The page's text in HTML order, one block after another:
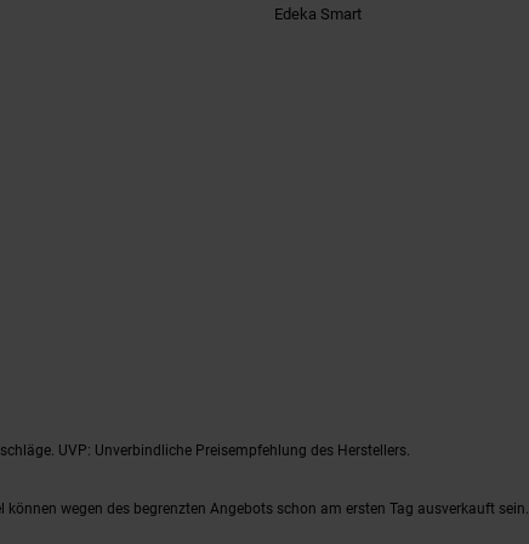
Edeka Smart
UVP: Unverbindliche Preisempfehlung des Herstellers.
wegen des begrenzten Angebots schon am ersten Tag ausverkauft sein.